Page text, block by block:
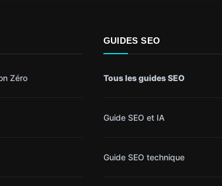
Zéro
GUIDES SEO
Tous les guides SEO
Guide SEO et IA
Guide SEO technique